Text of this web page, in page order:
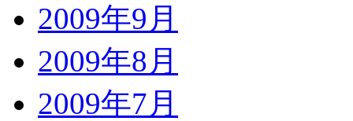
2009年9月
2009年8月
2009年7月